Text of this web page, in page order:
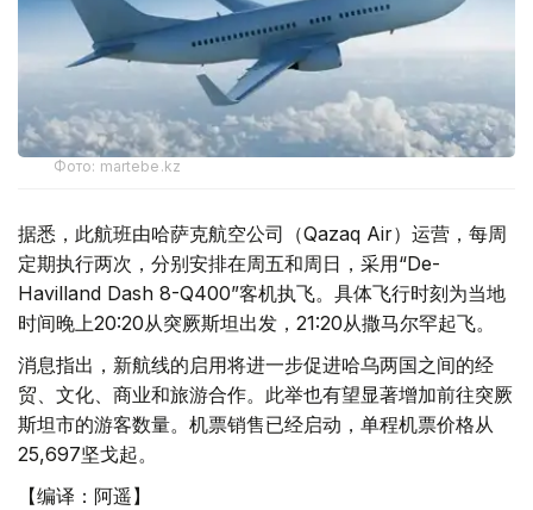
Фото: martebe.kz
据悉，此航班由哈萨克航空公司（Qazaq Air）运营，每周
定期执行两次，分别安排在周五和周日，采用“De-
Havilland Dash 8-Q400”客机执飞。具体飞行时刻为当地
时间晚上20:20从突厥斯坦出发，21:20从撒马尔罕起飞。
消息指出，新航线的启用将进一步促进哈乌两国之间的经
贸、文化、商业和旅游合作。此举也有望显著增加前往突厥
斯坦市的游客数量。机票销售已经启动，单程机票价格从
25,697坚戈起。
【编译：阿遥】